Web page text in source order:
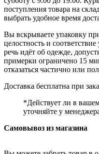
поступления товара на
выбрать удобное время
Вы вскрываете упаковку
целостность и
речь идёт об одежде,
примерки ограничено 15
отказаться частично или
Доставка бесплатна при
*Действует ли в
уточняйте у
Самовывоз из магазина